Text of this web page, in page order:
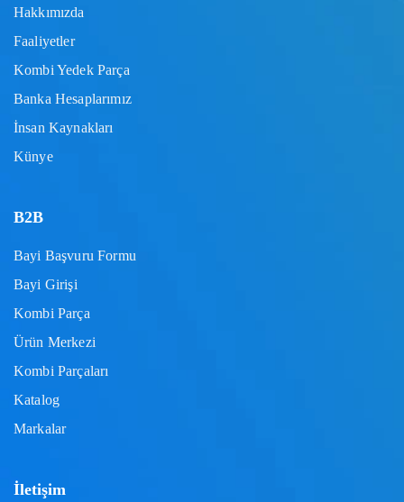
Hakkımızda
Faaliyetler
Kombi Yedek Parça
Banka Hesaplarımız
İnsan Kaynakları
Künye
B2B
Bayi Başvuru Formu
Bayi Girişi
Kombi Parça
Ürün Merkezi
Kombi Parçaları
Katalog
Markalar
İletişim